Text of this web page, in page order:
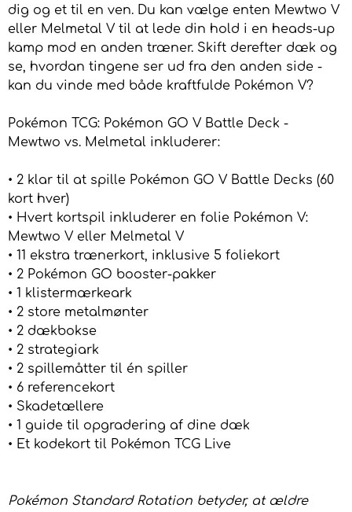
dig og et til en ven. Du kan vælge enten Mewtwo V
eller Melmetal V til at lede din hold i en heads-up
kamp mod en anden træner. Skift derefter dæk og
se, hvordan tingene ser ud fra den anden side -
kan du vinde med både kraftfulde Pokémon V?
Pokémon TCG: Pokémon GO V Battle Deck -
Mewtwo vs. Melmetal inkluderer:
• 2 klar til at spille Pokémon GO V Battle Decks (60
kort hver)
• Hvert kortspil inkluderer en folie Pokémon V:
Mewtwo V eller Melmetal V
• 11 ekstra trænerkort, inklusive 5 foliekort
• 2 Pokémon GO booster-pakker
• 1 klistermærkeark
• 2 store metalmønter
• 2 dækbokse
• 2 strategiark
• 2 spillemåtter til én spiller
• 6 referencekort
• Skadetællere
• 1 guide til opgradering af dine dæk
• Et kodekort til Pokémon TCG Live
Pokémon Standard Rotation betyder, at ældre